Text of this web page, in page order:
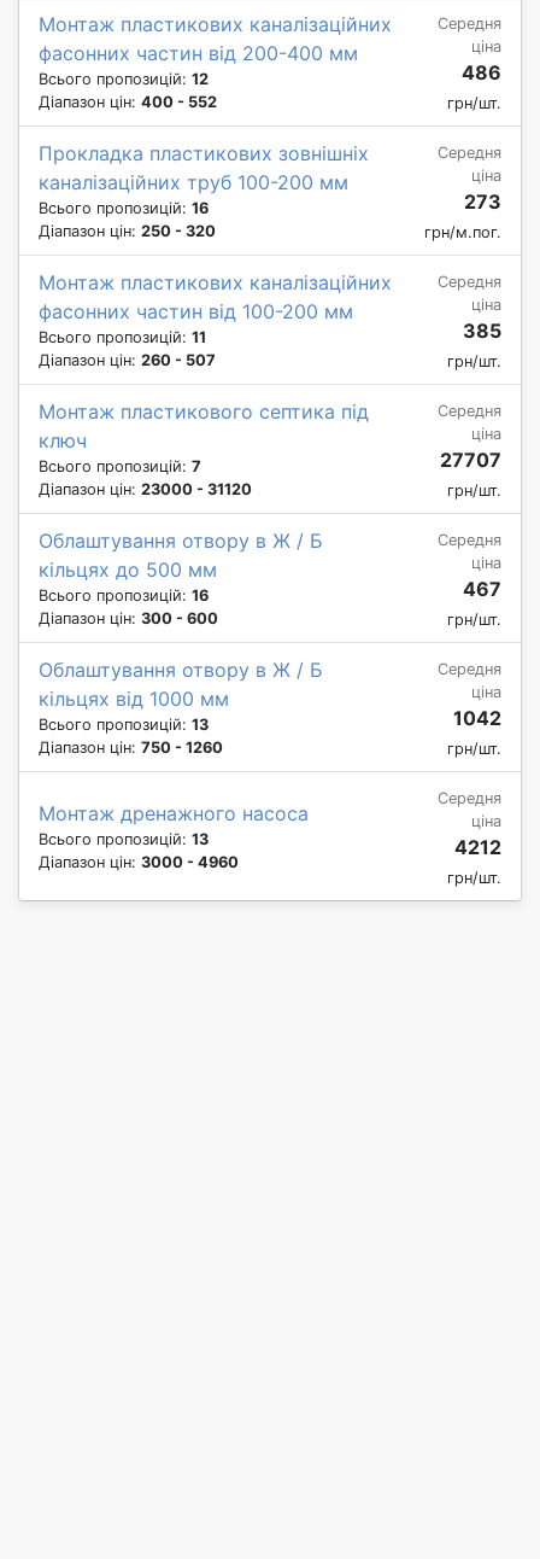
Монтаж пластикових каналізаційних
фасонних частин від 200-400 мм
Всього пропозицій: 12
Діапазон цін: 400 - 552
Середня
ціна
486
грн/шт.
Прокладка пластикових зовнішніх
каналізаційних труб 100-200 мм
Всього пропозицій: 16
Діапазон цін: 250 - 320
Середня
ціна
273
грн/м.пог.
Монтаж пластикових каналізаційних
фасонних частин від 100-200 мм
Всього пропозицій: 11
Діапазон цін: 260 - 507
Середня
ціна
385
грн/шт.
Монтаж пластикового септика під
ключ
Всього пропозицій: 7
Діапазон цін: 23000 - 31120
Середня
ціна
27707
грн/шт.
Облаштування отвору в Ж / Б
кільцях до 500 мм
Всього пропозицій: 16
Діапазон цін: 300 - 600
Середня
ціна
467
грн/шт.
Облаштування отвору в Ж / Б
кільцях від 1000 мм
Всього пропозицій: 13
Діапазон цін: 750 - 1260
Середня
ціна
1042
грн/шт.
Монтаж дренажного насоса
Всього пропозицій: 13
Діапазон цін: 3000 - 4960
Середня
ціна
4212
грн/шт.